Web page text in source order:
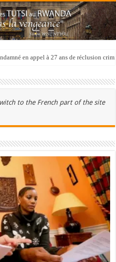
en appel à 27 ans de réclusion
to the French part of the site